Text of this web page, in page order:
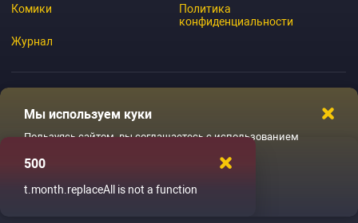
Комики
Журнал
Политика
конфиденциальности
Мы используем куки
Пользуясь сайтом, вы соглашаетесь с использованием
Ладненько
500
t.month.replaceAll is not a function